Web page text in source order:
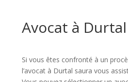
Avocat à
Si vous êtes confronté à un
l’avocat à Durtal saura vous